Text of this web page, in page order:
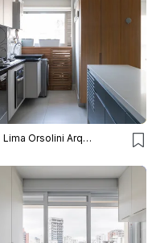
Lima Orsolini Arquitetura e Interiores